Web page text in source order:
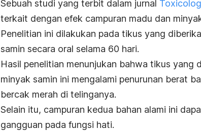
Sebuah studi yang terbit dalam jurnal
terkait dengan efek campuran madu dan
Penelitian ini dilakukan pada tikus yang
samin secara oral selama 60 hari.
Hasil penelitian menunjukan bahwa tikus yang
minyak samin ini mengalami penurunan berat
bercak merah di telinganya.
Selain itu, campuran kedua bahan alami ini
gangguan pada fungsi hati.